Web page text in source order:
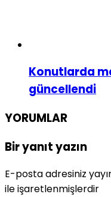
Konutlarda
güncellendi
YORUMLAR
Bir yanıt yazın
E-posta adresiniz
ile işaretlenmişlerdir